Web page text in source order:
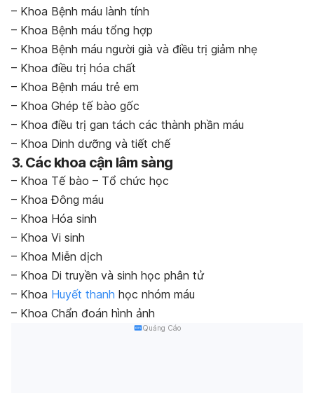
– Khoa Bệnh máu lành tính
– Khoa Bệnh máu tổng hợp
– Khoa Bệnh máu người già và điều trị giảm nhẹ
– Khoa điều trị hóa chất
– Khoa Bệnh máu trẻ em
– Khoa Ghép tế bào gốc
– Khoa điều trị gan tách các thành phần máu
– Khoa Dinh dưỡng và tiết chế
3. Các khoa cận lâm sàng
– Khoa Tế bào – Tổ chức học
– Khoa Đông máu
– Khoa Hóa sinh
– Khoa Vi sinh
– Khoa Miễn dịch
– Khoa Di truyền và sinh học phân tử
– Khoa Huyết thanh học nhóm máu
– Khoa Chẩn đoán hình ảnh
Quảng Cáo